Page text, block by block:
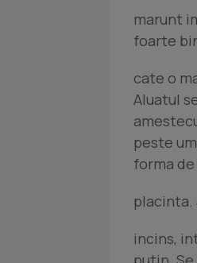
marunt
foarte
cate o
Aluatul
peste
forma de
placinta.
incins,